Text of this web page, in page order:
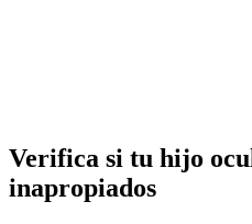
Verifica si tu hijo
inapropiados